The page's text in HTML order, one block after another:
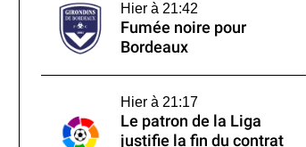
Hier à 21:42
Fumée noire pour
Bordeaux
Hier à 21:17
Le patron de la Liga
justifie la fin du contrat